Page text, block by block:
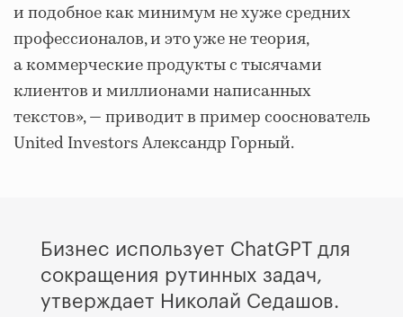
и подобное как минимум не хуже средних
профессионалов, и это уже не теория,
а коммерческие продукты с тысячами
клиентов и миллионами написанных
текстов», — приводит в пример сооснователь
United Investors Александр Горный.
Бизнес использует ChatGPT для
сокращения рутинных задач,
утверждает Николай Седашов.